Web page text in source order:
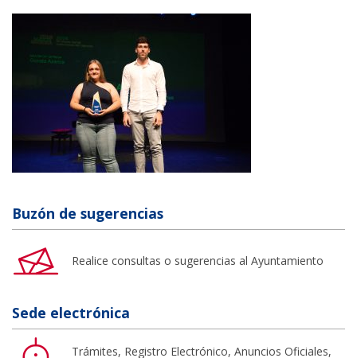
Buzón de sugerencias
Realice consultas o sugerencias al Ayuntamiento
Sede electrónica
Trámites, Registro Electrónico, Anuncios Oficiales,